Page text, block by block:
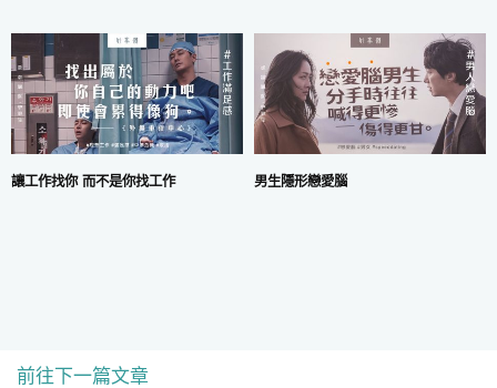
讓工作找你 而不是你找工作 男生隱形戀愛腦
前往下一篇文章